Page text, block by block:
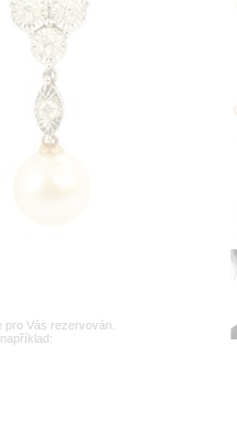
Vás rezervován.